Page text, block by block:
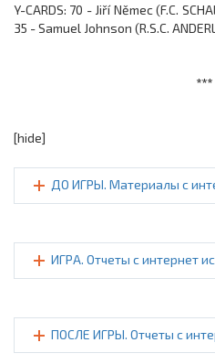
Y-CARDS: 70 - Jiří Němec (F.C.
35 - Samuel Johnson (R.S.C.
***
[hide]
ДО ИГРЫ. Материалы с
ИГРА. Отчеты с интернет
ПОСЛЕ ИГРЫ. Отчеты с